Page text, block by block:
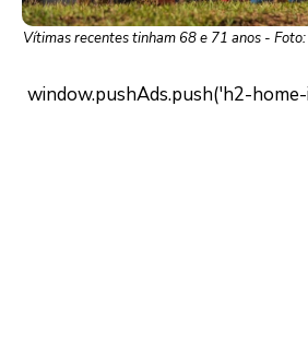
Vítimas recentes tinham 68 e 71 anos -